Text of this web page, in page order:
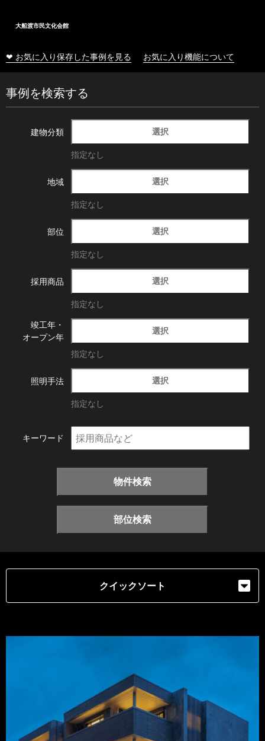
大船渡市民文化会館
❤ お気に入り保存した事例を見る お気に入り機能について
事例を検索する
建物分類 選択
指定なし
地域 選択
指定なし
部位 選択
指定なし
採用商品 選択
指定なし
竣工年・
オープン年
選択
指定なし
照明手法 選択
指定なし
キーワード
物件検索
部位検索
クイックソート